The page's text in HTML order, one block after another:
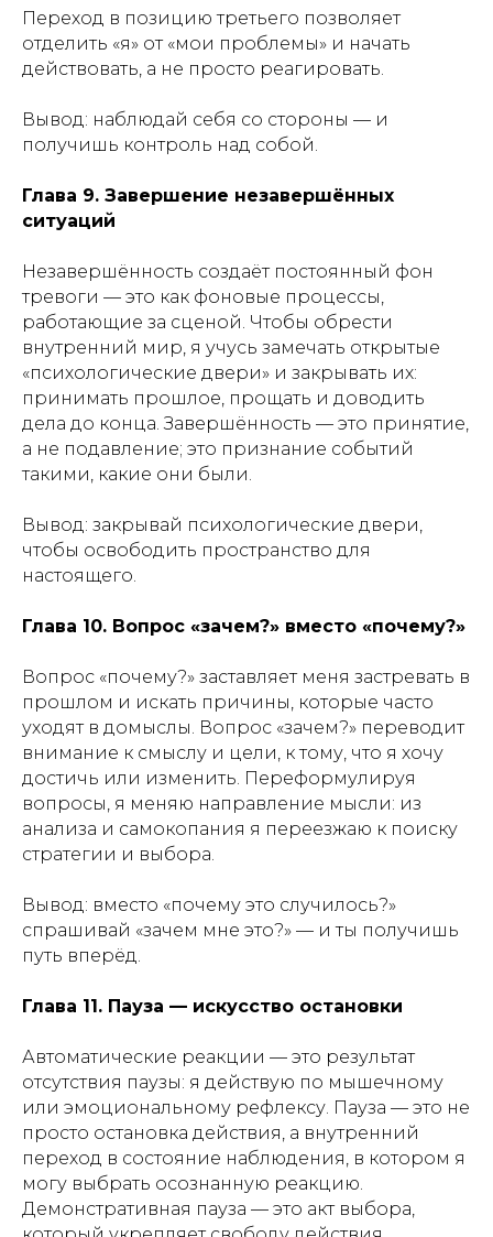
Переход в позицию третьего позволяет
отделить «я» от «мои проблемы» и начать
действовать, а не просто реагировать.
Вывод: наблюдай себя со стороны — и
получишь контроль над собой.
Глава 9. Завершение незавершённых
ситуаций
Незавершённость создаёт постоянный фон
тревоги — это как фоновые процессы,
работающие за сценой. Чтобы обрести
внутренний мир, я учусь замечать открытые
«психологические двери» и закрывать их:
принимать прошлое, прощать и доводить
дела до конца. Завершённость — это принятие,
а не подавление; это признание событий
такими, какие они были.
Вывод: закрывай психологические двери,
чтобы освободить пространство для
настоящего.
Глава 10. Вопрос «зачем?» вместо «почему?»
Вопрос «почему?» заставляет меня застревать в
прошлом и искать причины, которые часто
уходят в домыслы. Вопрос «зачем?» переводит
внимание к смыслу и цели, к тому, что я хочу
достичь или изменить. Переформулируя
вопросы, я меняю направление мысли: из
анализа и самокопания я переезжаю к поиску
стратегии и выбора.
Вывод: вместо «почему это случилось?»
спрашивай «зачем мне это?» — и ты получишь
путь вперёд.
Глава 11. Пауза — искусство остановки
Автоматические реакции — это результат
отсутствия паузы: я действую по мышечному
или эмоциональному рефлексу. Пауза — это не
просто остановка действия, а внутренний
переход в состояние наблюдения, в котором я
могу выбрать осознанную реакцию.
Демонстративная пауза — это акт выбора,